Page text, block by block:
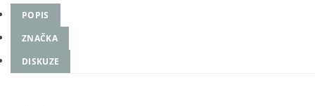
POPIS
ZNAČKA
DISKUZE